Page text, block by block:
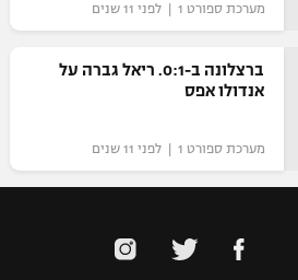
מערכת ספורט 1 | לפני 11 שנים
ברצלונה ב-0:1. ריאל גברה על
אנדולו אפס
מערכת ספורט 1 | לפני 11 שנים